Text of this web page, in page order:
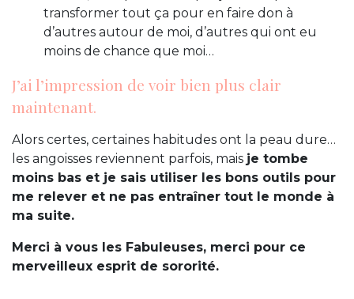
transformer tout ça pour en faire don à
d’autres autour de moi, d’autres qui ont eu
moins de chance que moi…
J’ai l’impression de voir bien plus clair
maintenant.
Alors certes, certaines habitudes ont la peau dure…
les angoisses reviennent parfois, mais je tombe
moins bas et je sais utiliser les bons outils pour
me relever et ne pas entraîner tout le monde à
ma suite.
Merci à vous les Fabuleuses, merci pour ce
merveilleux esprit de sororité.